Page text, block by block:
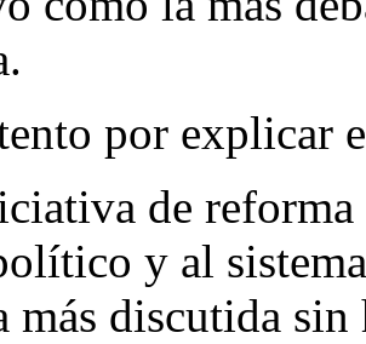
por explicar
de reforma
y al
discutida